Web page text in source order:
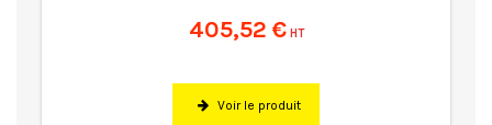
405,52 € HT
Voir le produit